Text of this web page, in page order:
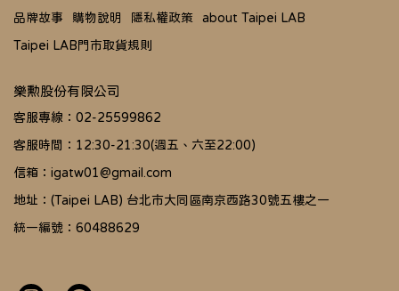
品牌故事 購物說明 隱私權政策
about Taipei LAB
Taipei LAB門市取貨規則
樂勲股份有限公司
客服專線：02-25599862
客服時間：12:30-21:30(週五、六至22:00)
信箱：igatw01@gmail.com
地址：(Taipei LAB) 台北市大同區南京西路30號五樓之一
統一編號：60488629